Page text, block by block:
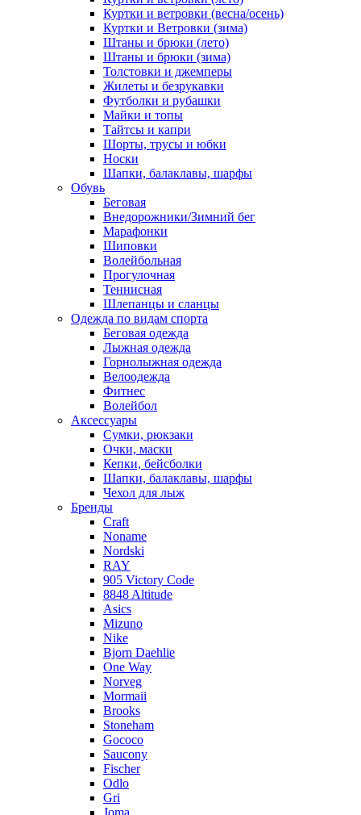
Куртки и ветровки (весна/осень)
Куртки и Ветровки (зима)
Штаны и брюки (лето)
Штаны и брюки (зима)
Толстовки и джемперы
Жилеты и безрукавки
Футболки и рубашки
Майки и топы
Тайтсы и капри
Шорты, трусы и юбки
Носки
Шапки, балаклавы, шарфы
Обувь
Беговая
Внедорожники/Зимний бег
Марафонки
Шиповки
Волейбольная
Прогулочная
Теннисная
Шлепанцы и сланцы
Одежда по видам спорта
Беговая одежда
Лыжная одежда
Горнолыжная одежда
Велоодежда
Фитнес
Волейбол
Аксессуары
Сумки, рюкзаки
Очки, маски
Кепки, бейсболки
Шапки, балаклавы, шарфы
Чехол для лыж
Бренды
Craft
Noname
Nordski
RAY
905 Victory Code
8848 Altitude
Asics
Mizuno
Nike
Bjorn Daehlie
One Way
Norveg
Mormaii
Brooks
Stoneham
Gococo
Saucony
Fischer
Odlo
Gri
Joma